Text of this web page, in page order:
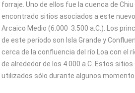
forraje. Uno de ellos fue la cuenca de Chiu
encontrado sitios asociados a este
Arcaico Medio (6.000  3.500 a.C.). Los
de este período son Isla Grande y
cerca de la confluencia del río Loa con el
de alrededor de los 4.000 a.C. Estos
utilizados sólo durante algunos